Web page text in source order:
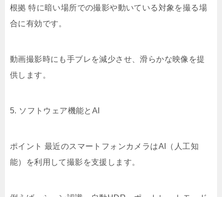
根拠 特に暗い場所での撮影や動いている対象を撮る場
合に有効です。
動画撮影時にも手ブレを減少させ、滑らかな映像を提
供します。
5. ソフトウェア機能とAI
ポイント 最近のスマートフォンカメラはAI（人工知
能）を利用して撮影を支援します。